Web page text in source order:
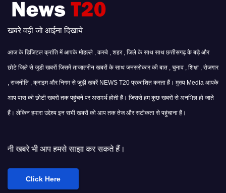
खबरे वही जो आईना दिखाये
आज के डिजिटल क्रांति में आपके मोहल्ले , कस्बे , शहर , जिले के साथ साथ छत्तीसगढ़ के बड़े और
छोटे जिले से जुडी खबरों जिसमें ताजातरीन खबरों के साथ जनसरोकार की बात , चुनाव , शिक्षा , रोजगार
, राजनीति , क्राइम और निगम से जुड़ी खबरें NEWS T20 प्रकाशित करता हैं। मुख्य Media आपके
आप पास की छोटी खबरों तक पहुंचने पर असमर्थ होती हैं। जिससे हम कुछ खबरों से अनभिज्ञ हो जाते
हैं। लेकिन हमारा उद्देश्य इन सभी खबरों को आप तक तेज और सटीकता से पहुंचाना हैं।
हमसे साझा कर सकते हैं।
Click Here